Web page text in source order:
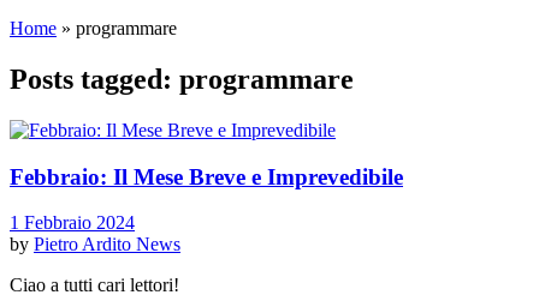
Home » programmare
Posts tagged: programmare
Febbraio: Il Mese Breve e Imprevedibile
1 Febbraio 2024
by Pietro Ardito News
Ciao a tutti cari lettori!